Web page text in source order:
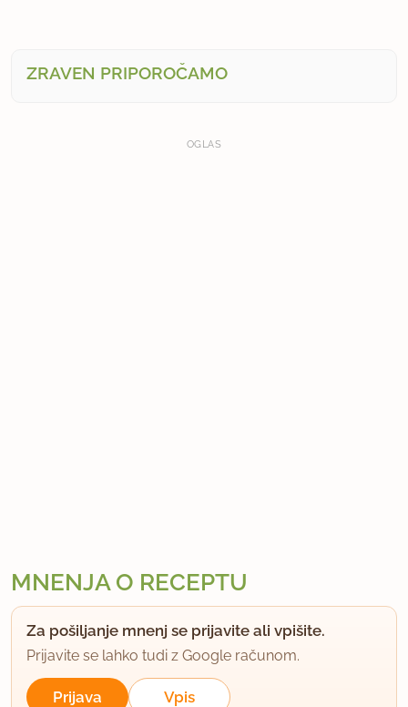
ZRAVEN PRIPOROČAMO
OGLAS
MNENJA O RECEPTU
Za pošiljanje mnenj se prijavite ali vpišite.
Prijavite se lahko tudi z Google računom.
Prijava Vpis